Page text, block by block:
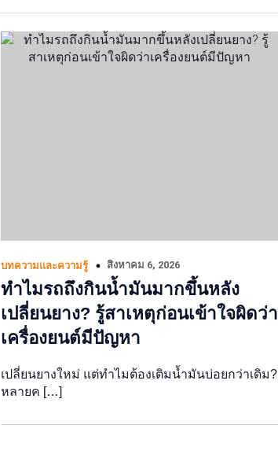
บทความและความรู้ สิงหาคม 6, 2026
ทำไมรถถึงกินน้ำมันมากขึ้นหลัง
เปลี่ยนยาง? รู้สาเหตุก่อนเข้าใจผิดว่า
เครื่องยนต์มีปัญหา
เปลี่ยนยางใหม่ แต่ทำไมต้องเติมน้ำมันบ่อยกว่าเดิม?
หลายค […]